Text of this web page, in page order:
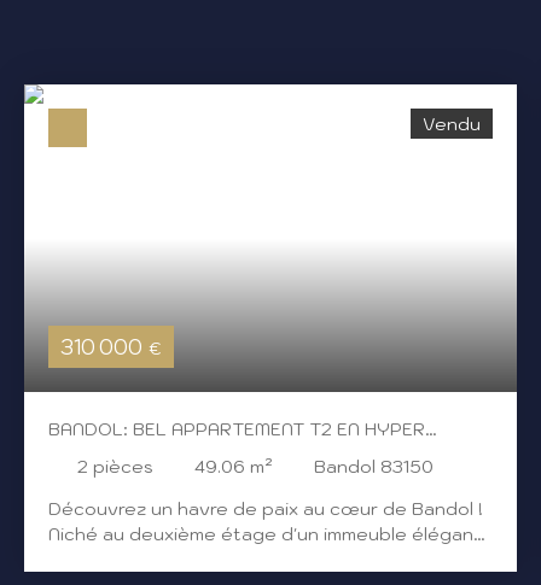
310 000 €
Vendu
BANDOL: BEL APPARTEMENT T2 EN HYPER
CENTRE
2 pièces 49.06 m²
Bandol 83150
Découvrez un havre de paix au cœur de Bandol !
Niché au deuxième étage d'un immeuble élégant